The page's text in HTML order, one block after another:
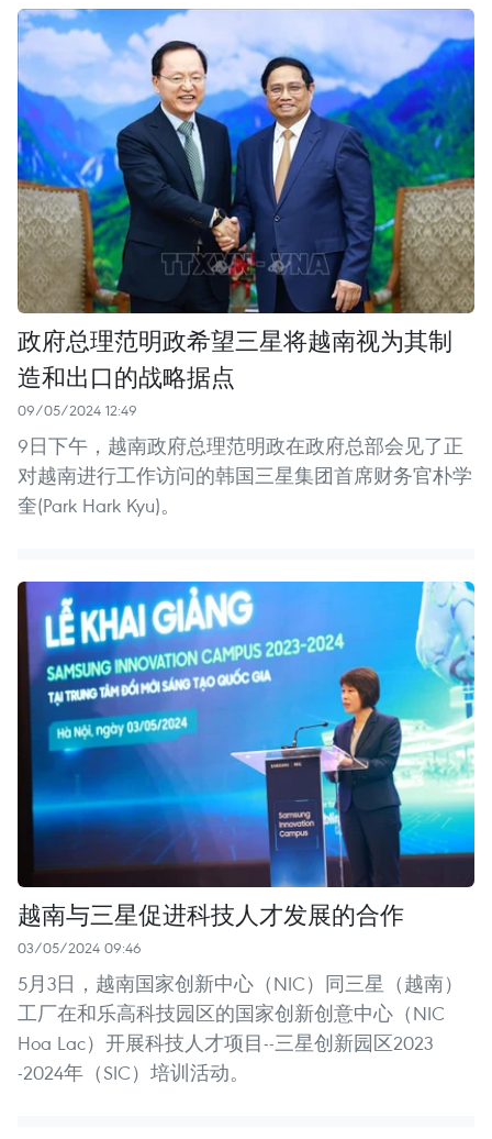
政府总理范明政希望三星将越南视为其制
造和出口的战略据点
09/05/2024 12:49
9日下午，越南政府总理范明政在政府总部会见了正
对越南进行工作访问的韩国三星集团首席财务官朴学
奎(Park Hark Kyu)。
越南与三星促进科技人才发展的合作
03/05/2024 09:46
5月3日，越南国家创新中心（NIC）同三星（越南）
工厂在和乐高科技园区的国家创新创意中心（NIC
Hoa Lac）开展科技人才项目--三星创新园区2023
-2024年（SIC）培训活动。